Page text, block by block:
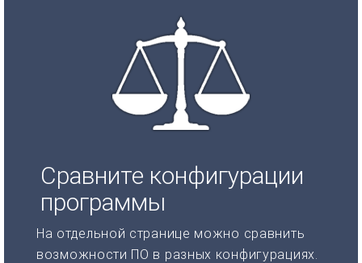
Сравните конфигурации
программы
На отдельной странице можно сравнить
возможности ПО в разных конфигурациях.